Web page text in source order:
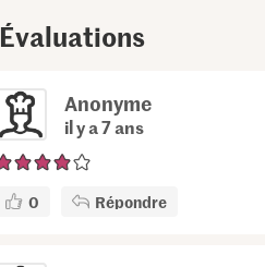
Évaluations
Anonyme
il y a 7 ans
0 Répondre